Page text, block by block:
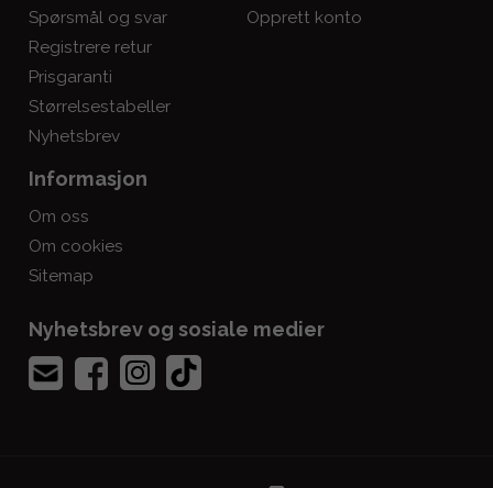
Spørsmål og svar
Registrere retur
Prisgaranti
Størrelsestabeller
Nyhetsbrev
Opprett konto
Informasjon
Om oss
Om cookies
Sitemap
Nyhetsbrev og sosiale medier